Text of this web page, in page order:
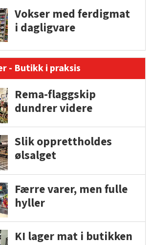
Vokser med ferdigmat
i dagligvare
- Butikk i praksis
Rema-flaggskip
dundrer videre
Slik opprettholdes
ølsalget
Færre varer, men fulle
hyller
KI lager mat i butikken